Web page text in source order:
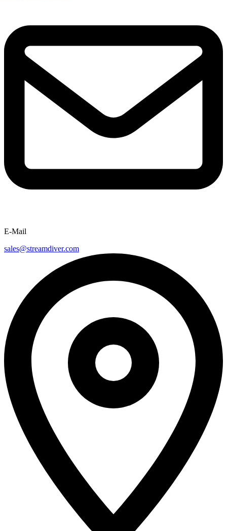
E-Mail
sales@streamdiver.com